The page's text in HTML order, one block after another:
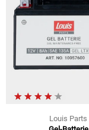
Louis Parts